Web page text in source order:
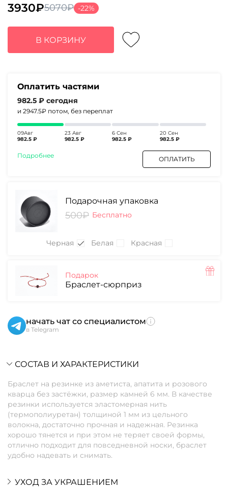
5070₽
Первоначальная
цена
составляла
5070₽.
3930₽
Текущая
цена:
3930₽.
-22%
В КОРЗИНУ
Оплатить частями
982.5 ₽ сегодня
и 2947.5₽ потом, без переплат
09Авг
982.5 ₽
23 Авг
982.5 ₽
6 Сен
982.5 ₽
20 Сен
982.5 ₽
Подробнее ОПЛАТИТЬ
Подарочная упаковка
500₽ Бесплатно
Черная Белая Красная
Подарок
Браслет-сюрприз
начать чат со специалистом
в Telegram
СОСТАВ И ХАРАКТЕРИСТИКИ
Браслет на резинке из аметиста, апатита и розового
кварца без застёжки, размер камней 6 мм. В качестве
резинки используется эластомерная нить
(термополиуретан) толщиной 1 мм из цельного
волокна, достаточно прочная и надежная. Резинка
хорошо тянется и при этом не теряет своей формы,
отлично подходит для повседневной носки, браслет
удобно надевать и снимать.
УХОД ЗА УКРАШЕНИЕМ